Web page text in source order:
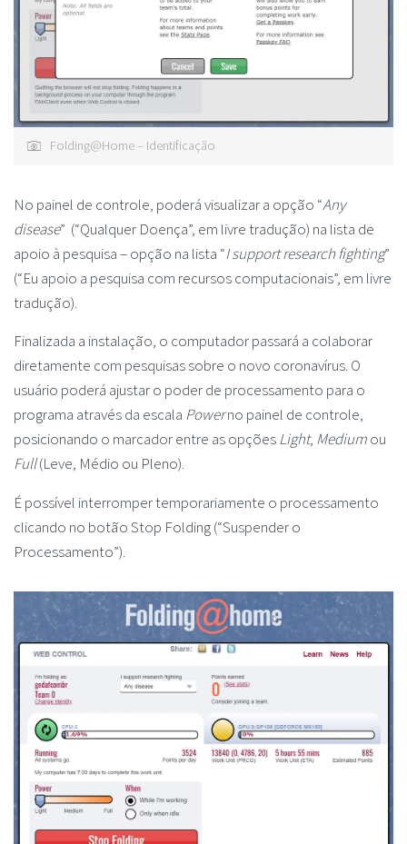
Folding@Home – Identificação
No painel de controle, poderá visualizar a opção “Any
disease” (“Qualquer Doença”, em livre tradução) na lista de
apoio à pesquisa – opção na lista “I support research fighting”
(“Eu apoio a pesquisa com recursos computacionais”, em livre
tradução).
Finalizada a instalação, o computador passará a colaborar
diretamente com pesquisas sobre o novo coronavírus. O
usuário poderá ajustar o poder de processamento para o
programa através da escala Powerno painel de controle,
posicionando o marcador entre as opçõesLight, Mediumou
Full(Leve, Médio ou Pleno).
É possível interromper temporariamente o processamento
clicando no botão Stop Folding (“Suspender o
Processamento”).